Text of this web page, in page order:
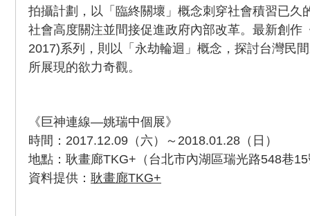
拍攝計劃，以「臨終關壞」概念刺穿社會積習已久
社會高度關注並間接促進政府內部改革。最新創作
2017)系列，則以「永劫輪迴」概念，探討台灣民
所展現的欲力奇觀。
《巨神連線—姚瑞中個展》
時間：2017.12.09（六）～2018.01.28（日）
地點：耿畫廊TKG+（台北市內湖區瑞光路548巷
資料提供： 耿畫廊TKG+